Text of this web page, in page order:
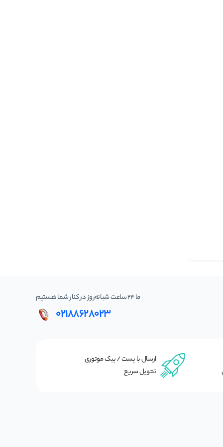
ما 24 ساعت شبانه‌روز در کنار شما هستیم
02188628023
ارسال با پست / پیک موتوری
تحویل سریع